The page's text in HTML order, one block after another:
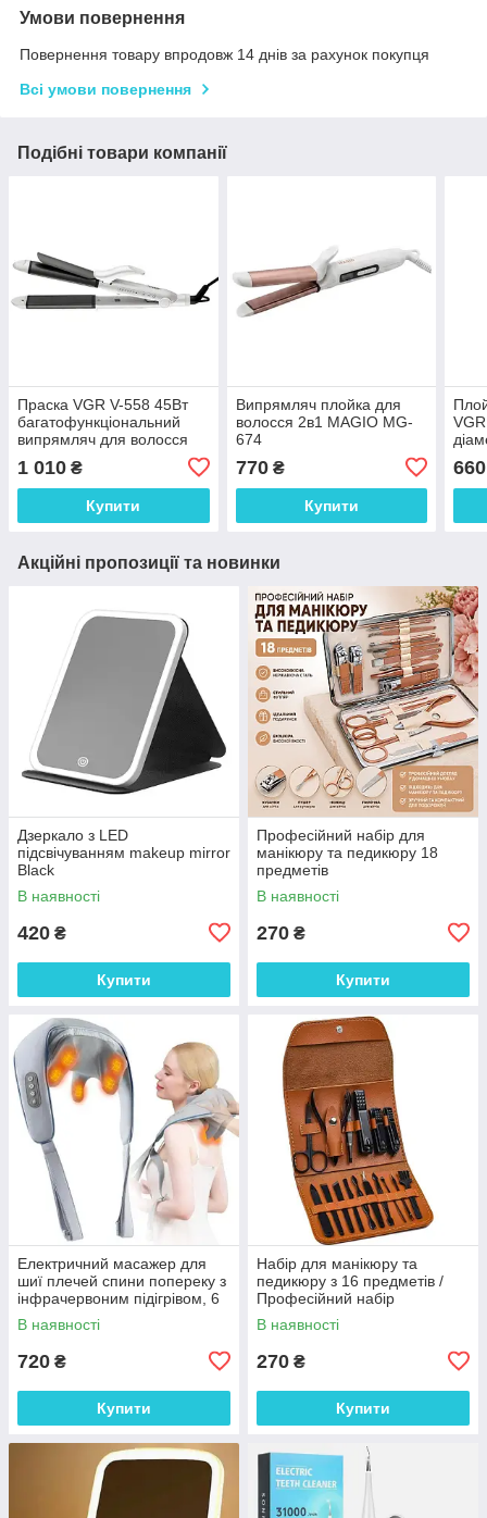
Умови повернення
Повернення товару впродовж 14 днів за рахунок покупця
Всі умови повернення
Подібні товари компанії
Праска VGR V-558 45Вт
багатофункціональний
випрямляч для волосся
1 010 ₴
Купити
Випрямляч плойка для
волосся 2в1 MAGIO MG-
674
770₴
Купити
660
Акційні пропозиції та новинки
Дзеркало з LED
підсвічуванням makeup mirror
Black
В наявності
420 ₴
Купити
Професійний набір для
манікюру та педикюру 18
предметів
В наявності
270 ₴
Купити
Електричний масажер для
шиї плечей спини попереку з
інфрачервоним підігрівом, 6
вузлів, електромасажер
В наявності
720 ₴
Купити
Набір для манікюру та
педикюру з 16 предметів /
Професійний набір
інструментів 16 в 1 з
нержавіючої сталі у футлярі
В наявності
270 ₴
Купити